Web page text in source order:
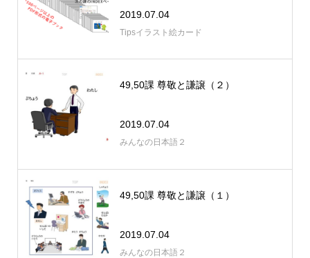
2019.07.04
Tipsイラスト絵カード
49,50課 尊敬と謙譲（２）
2019.07.04
みんなの日本語２
49,50課 尊敬と謙譲（１）
2019.07.04
みんなの日本語２